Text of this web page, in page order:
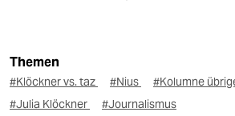
Themen
#Klöckner vs. taz #Nius #Kolumne
#Julia Klöckner
#Journalismus